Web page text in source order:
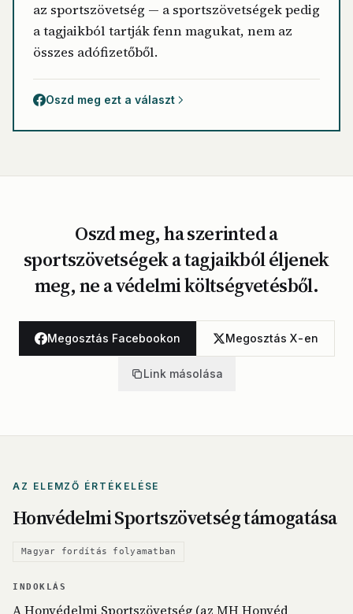
az sportszövetség — a sportszövetségek pedig
a tagjaikból tartják fenn magukat, nem az
összes adófizetőből.
Oszd meg ezt a választ
Oszd meg, ha szerinted a
sportszövetségek a tagjaikból éljenek
meg, ne a védelmi költségvetésből.
Megosztás Facebookon Megosztás X-en
Link másolása
AZ ELEMZŐ ÉRTÉKELÉSE
Honvédelmi Sportszövetség támogatása
Magyar fordítás folyamatban
INDOKLÁS
A Honvédelmi Sportszövetség (az MH Honvéd